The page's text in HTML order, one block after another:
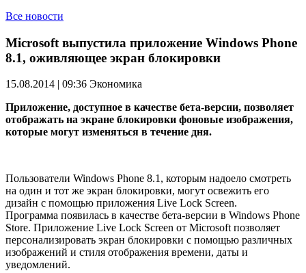
Все новости
Microsoft выпустила приложение Windows Phone
8.1, оживляющее экран блокировки
15.08.2014 | 09:36 Экономика
Приложение, доступное в качестве бета-версии, позволяет
отображать на экране блокировки фоновые изображения,
которые могут изменяться в течение дня.
Пользователи Windows Phone 8.1, которым надоело смотреть
на один и тот же экран блокировки, могут освежить его
дизайн с помощью приложения Live Lock Screen.
Программа появилась в качестве бета-версии в Windows Phone
Store. Приложение Live Lock Screen от Microsoft позволяет
персонализировать экран блокировки с помощью различных
изображений и стиля отображения времени, даты и
уведомлений.